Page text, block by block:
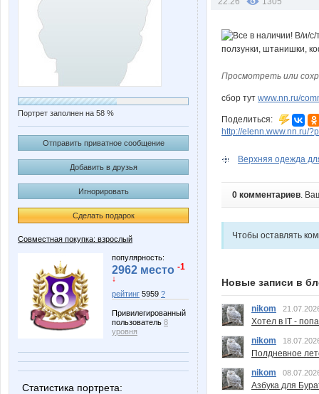
Портрет заполнен на 58 %
Отправить приватное сообщение
Добавить в друзья
Игнорировать
Сделать подарок
Совместная покупка: взрослый
популярность:
2962 место -1
↓
рейтинг 5959 ?
Привилегированный
пользователь 8
уровня
Статистика портрета:
Просмотреть или
сбор тут www.nn.ru/
Поделиться:
http://elenn.www.nn.ru/
Верхняя одежда
0 комментариев.
Чтобы оставлять
Новые записи в
nikom
Хотел в IT -
nikom
Полдневное
nikom
Азбука для